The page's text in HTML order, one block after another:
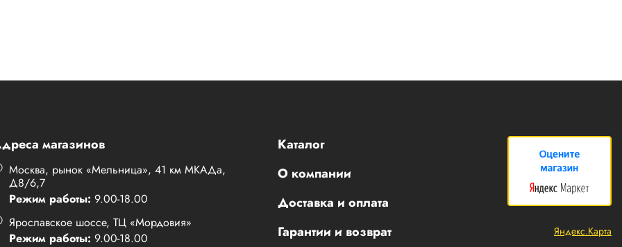
магазинов
Москва, рынок «Мельница», 41 км МКАДа,
Д8/6,7
Режим работы: 9.00-18.00
Ярославское шоссе, ТЦ «Мордовия»
Режим работы: 9.00-18.00
Каталог
О компании
Доставка и оплата
Гарантии и возврат
Яндекс.Карта